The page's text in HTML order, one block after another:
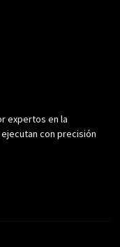
expertos en la
con precisión